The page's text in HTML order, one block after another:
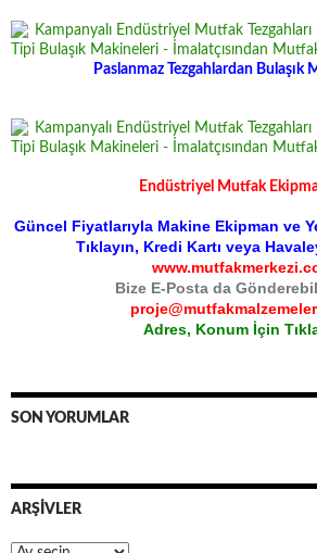
Paslanmaz Tezgahlardan Bulaşık
Endüstriyel Mutfak
Güncel Fiyatlarıyla Makine Ekipman ve
Tıklayın, Kredi Kartı veya
Bize E-Posta da
Adres, Konum İçin
SON YORUMLAR
ARŞIVLER